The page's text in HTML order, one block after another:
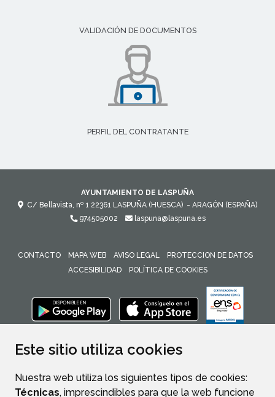
Este sitio utiliza cookies
Nuestra web utiliza los siguientes tipos de cookies:
Técnicas, imprescindibles para que la web funcione
VALIDACIÓN DE DOCUMENTOS
PERFIL DEL CONTRATANTE
AYUNTAMIENTO DE LASPUÑA
C/ Bellavista, nº 1 22361 LASPUÑA (HUESCA) - ARAGÓN (ESPAÑA)
974505002
laspuna@laspuna.es
CONTACTO MAPA WEB AVISO LEGAL
PROTECCION DE DATOS
ACCESIBILIDAD
POLÍTICA DE COOKIES